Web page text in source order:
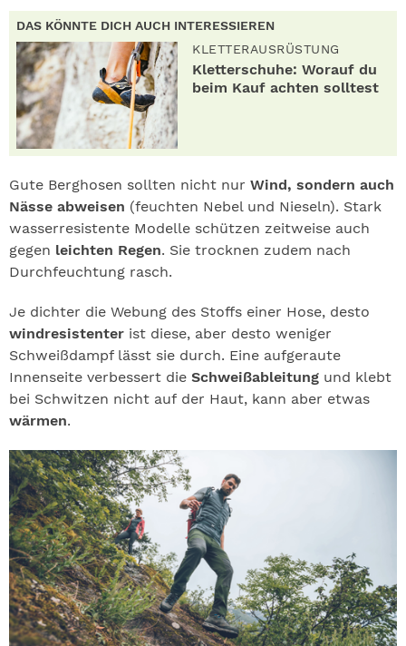
DAS KÖNNTE DICH AUCH INTERESSIEREN
KLETTERAUSRÜSTUNG
Kletterschuhe: Worauf du
beim Kauf achten solltest
Gute Berghosen sollten nicht nur Wind, sondern auch
Nässe abweisen (feuchten Nebel und Nieseln). Stark
wasserresistente Modelle schützen zeitweise auch
gegen leichten Regen. Sie trocknen zudem nach
Durchfeuchtung rasch.
Je dichter die Webung des Stoffs einer Hose, desto
windresistenter ist diese, aber desto weniger
Schweißdampf lässt sie durch. Eine aufgeraute
Innenseite verbessert die Schweißableitung und klebt
bei Schwitzen nicht auf der Haut, kann aber etwas
wärmen.